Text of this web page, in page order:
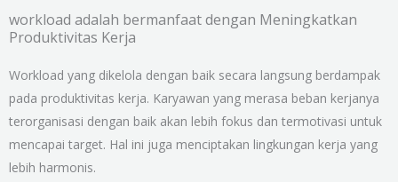
workload adalah bermanfaat dengan Meningkatkan
Produktivitas Kerja
Workload yang dikelola dengan baik secara langsung berdampak
pada produktivitas kerja. Karyawan yang merasa beban kerjanya
terorganisasi dengan baik akan lebih fokus dan termotivasi untuk
mencapai target. Hal ini juga menciptakan lingkungan kerja yang
lebih harmonis.